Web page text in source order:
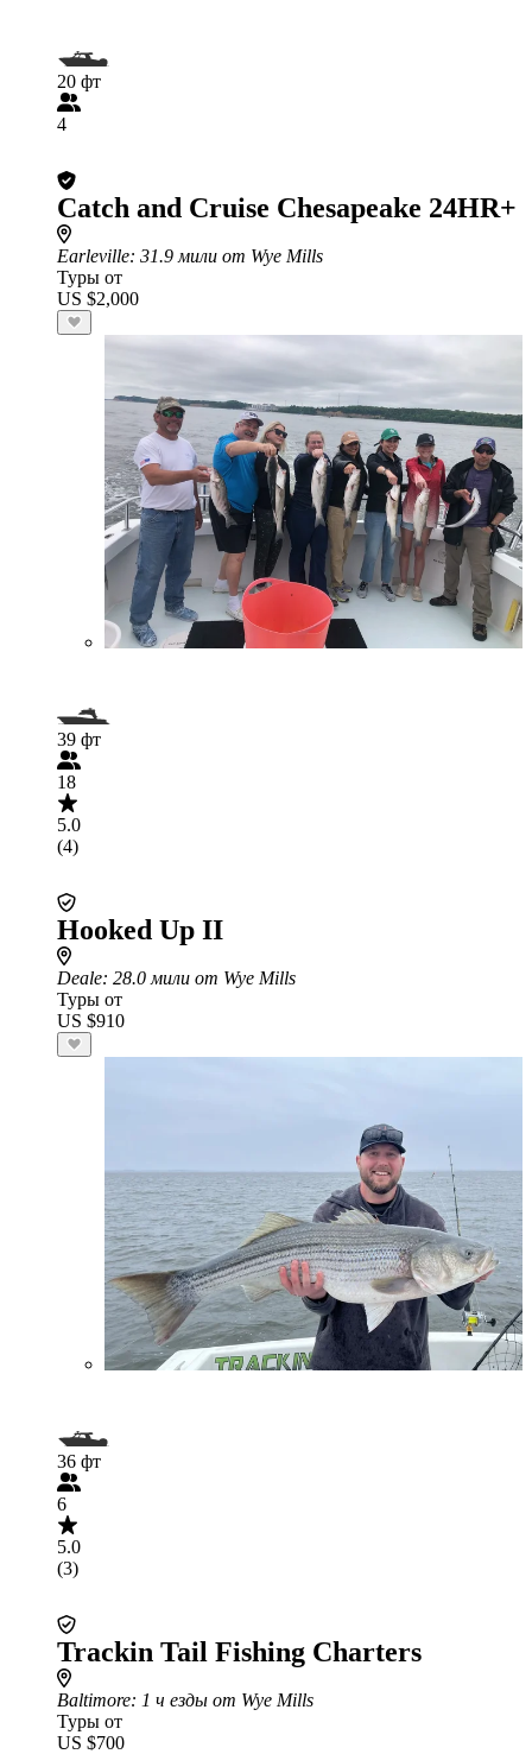
20 фт
4
Catch and Cruise Chesapeake 24HR+
Earleville: 31.9 мили от Wye Mills
Туры от
US $2,000
39 фт
18
5.0
(4)
Hooked Up II
Deale: 28.0 мили от Wye Mills
Туры от
US $910
36 фт
6
5.0
(3)
Trackin Tail Fishing Charters
Baltimore: 1 ч езды от Wye Mills
Туры от
US $700